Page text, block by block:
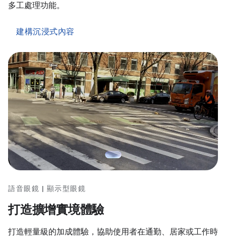
多工處理功能。
建構沉浸式內容
語音眼鏡 | 顯示型眼鏡
打造擴增實境體驗
打造輕量級的加成體驗，協助使用者在通勤、居家或工作時